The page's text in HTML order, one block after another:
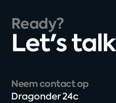
Ready?
Let's talk
Neem contact op
Dragonder 24c​